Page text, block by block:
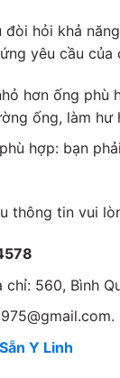
đòi hỏi khả
yêu cầu
hơn ống
ống, làm hư
hợp: bạn
thông tin vui
560, Bình
Y Linh